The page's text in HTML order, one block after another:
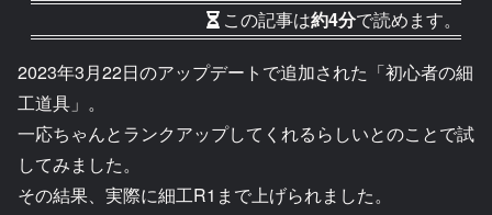
この記事は約4分で読めます。
2023年3月22日のアップデートで追加された「初心者の細
工道具」。
一応ちゃんとランクアップしてくれるらしいとのことで試
してみました。
その結果、実際に細工R1まで上げられました。